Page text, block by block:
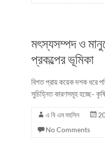
মৎস্যসম্পদ ও
প্রকল্পের ভূমিকা
বিগত প্রায় কয়েক দশক ধরে
সুচিহ্নিত কারণসমূহ হচ্ছে-
এ বি এম মহসিন
No Comments